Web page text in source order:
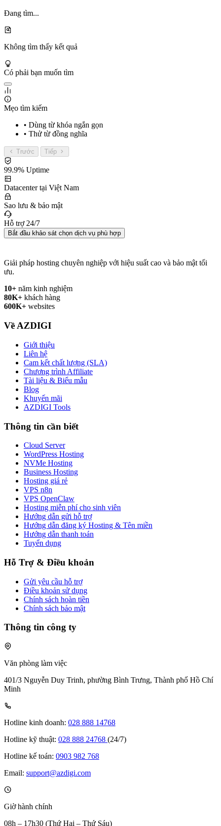
Đang tìm...
Không tìm thấy kết quả
Có phải bạn muốn tìm
Mẹo tìm kiếm
• Dùng từ khóa ngắn gọn
• Thử từ đồng nghĩa
Trước Tiếp
99.9% Uptime
Datacenter tại Việt Nam
Sao lưu & bảo mật
Hỗ trợ 24/7
Bắt đầu khảo sát chọn dịch vụ phù hợp
Giải pháp hosting chuyên nghiệp với hiệu suất cao và bảo mật tối
ưu.
10+ năm kinh nghiệm
80K+ khách hàng
600K+ websites
Về AZDIGI
Giới thiệu
Liên hệ
Cam kết chất lượng (SLA)
Chương trình Affiliate
Tài liệu & Biểu mẫu
Blog
Khuyến mãi
AZDIGI Tools
Thông tin cần biết
Cloud Server
WordPress Hosting
NVMe Hosting
Business Hosting
Hosting giá rẻ
VPS n8n
VPS OpenClaw
Hosting miễn phí cho sinh viên
Hướng dẫn gửi hỗ trợ
Hướng dẫn đăng ký Hosting & Tên miền
Hướng dẫn thanh toán
Tuyển dụng
Hỗ Trợ & Điều khoản
Gửi yêu cầu hỗ trợ
Điều khoản sử dụng
Chính sách hoàn tiền
Chính sách bảo mật
Thông tin công ty
Văn phòng làm việc
401/3 Nguyễn Duy Trinh, phường Bình Trưng, Thành phố Hồ Chí
Minh
Hotline kinh doanh: 028 888 14768
Hotline kỹ thuật: 028 888 24768 (24/7)
Hotline kế toán: 0903 982 768
Email: support@azdigi.com
Giờ hành chính
08h – 17h30 (Thứ Hai – Thứ Sáu)